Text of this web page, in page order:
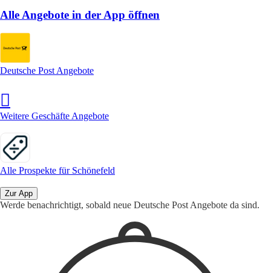
Alle Angebote in der App öffnen
Deutsche Post Angebote
Weitere Geschäfte Angebote
Alle Prospekte für Schönefeld
Zur App
Werde benachrichtigt, sobald neue Deutsche Post Angebote da sind.